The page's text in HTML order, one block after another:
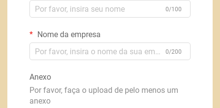
0/100
Nome da empresa
0/200
Anexo
Por favor, faça o upload de pelo menos um
anexo